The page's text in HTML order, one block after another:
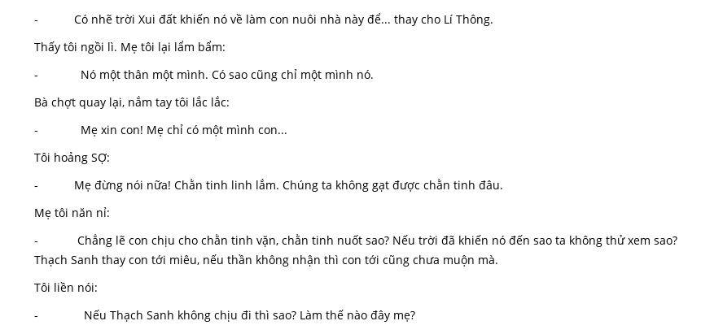
- Có nhẽ trời Xui đất khiến nó về làm con nuôi nhà này để... thay cho Lí Thông.
Thấy tôi ngồi lì. Mẹ tôi lại lẩm bẩm:
- Nó một thân một mình. Có sao cũng chỉ một mình nó.
Bà chợt quay lại, nắm tay tôi lắc lắc:
- Mẹ xin con! Mẹ chỉ có một mình con...
Tôi hoảng SỢ:
- Mẹ đừng nói nữa! Chằn tinh linh lắm. Chúng ta không gạt được chằn tinh đâu.
Mẹ tôi năn nỉ:
- Chẳng lẽ con chịu cho chằn tinh vặn, chằn tinh nuốt sao? Nếu trời đã khiến nó đến sao ta không thử xem sao?
Thạch Sanh thay con tới miêu, nếu thần không nhận thì con tới cũng chưa muộn mà.
Tôi liền nói:
- Nếu Thạch Sanh không chịu đi thì sao? Làm thế nào đây mẹ?